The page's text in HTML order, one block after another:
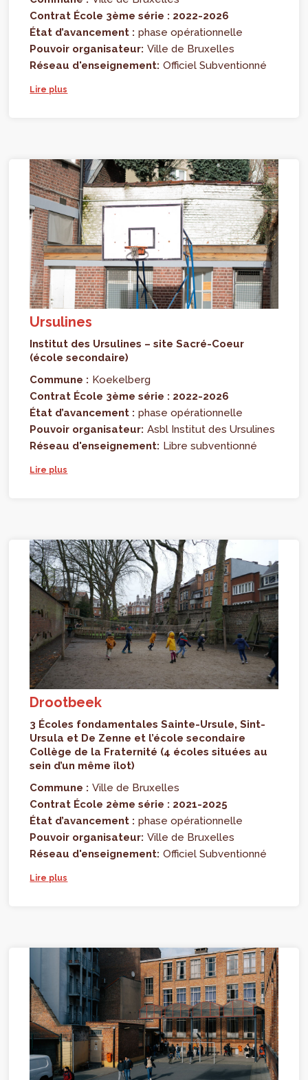
Contrat École 3ème série : 2022-2026
État d’avancement : phase opérationnelle
Pouvoir organisateur: Ville de Bruxelles
Réseau d'enseignement: Officiel Subventionné
Lire plus
Ursulines
Institut des Ursulines – site Sacré-Coeur
(école secondaire)
Commune : Koekelberg
Contrat École 3ème série : 2022-2026
État d’avancement : phase opérationnelle
Pouvoir organisateur: Asbl Institut des Ursulines
Réseau d'enseignement: Libre subventionné
Lire plus
Drootbeek
3 Écoles fondamentales Sainte-Ursule, Sint-
Ursula et De Zenne et l’école secondaire
Collège de la Fraternité (4 écoles situées au
sein d’un même îlot)
Commune : Ville de Bruxelles
Contrat École 2ème série : 2021-2025
État d’avancement : phase opérationnelle
Pouvoir organisateur: Ville de Bruxelles
Réseau d'enseignement: Officiel Subventionné
Lire plus